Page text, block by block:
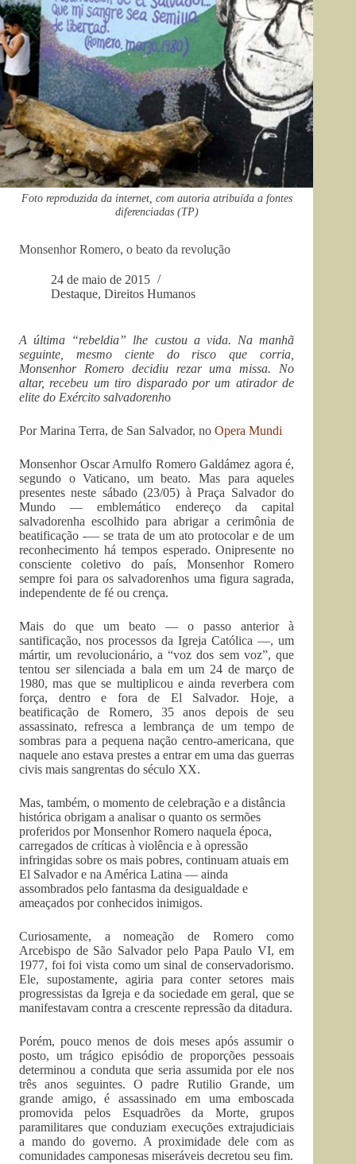
Foto reproduzida da internet, com autoria atribuída a fontes
diferenciadas (TP)
Monsenhor Romero, o beato da revolução
24 de maio de 2015
Destaque, Direitos Humanos
A última “rebeldia” lhe custou a vida. Na manhã
seguinte, mesmo ciente do risco que corria,
Monsenhor Romero decidiu rezar uma missa. No
altar, recebeu um tiro disparado por um atirador de
elite do Exército salvadorenho
Por Marina Terra, de San Salvador, no Opera Mundi
Monsenhor Oscar Arnulfo Romero Galdámez agora é,
segundo o Vaticano, um beato. Mas para aqueles
presentes neste sábado (23/05) à Praça Salvador do
Mundo — emblemático endereço da capital
salvadorenha escolhido para abrigar a cerimônia de
beatificação -— se trata de um ato protocolar e de um
reconhecimento há tempos esperado. Onipresente no
consciente coletivo do país, Monsenhor Romero
sempre foi para os salvadorenhos uma figura sagrada,
independente de fé ou crença.
Mais do que um beato — o passo anterior à
santificação, nos processos da Igreja Católica —, um
mártir, um revolucionário, a “voz dos sem voz”, que
tentou ser silenciada a bala em um 24 de março de
1980, mas que se multiplicou e ainda reverbera com
força, dentro e fora de El Salvador. Hoje, a
beatificação de Romero, 35 anos depois de seu
assassinato, refresca a lembrança de um tempo de
sombras para a pequena nação centro-americana, que
naquele ano estava prestes a entrar em uma das guerras
civis mais sangrentas do século XX.
Mas, também, o momento de celebração e a distância
histórica obrigam a analisar o quanto os sermões
proferidos por Monsenhor Romero naquela época,
carregados de críticas à violência e à opressão
infringidas sobre os mais pobres, continuam atuais em
El Salvador e na América Latina — ainda
assombrados pelo fantasma da desigualdade e
ameaçados por conhecidos inimigos.
Curiosamente, a nomeação de Romero como
Arcebispo de São Salvador pelo Papa Paulo VI, em
1977, foi foi vista como um sinal de conservadorismo.
Ele, supostamente, agiria para conter setores mais
progressistas da Igreja e da sociedade em geral, que se
manifestavam contra a crescente repressão da ditadura.
Porém, pouco menos de dois meses após assumir o
posto, um trágico episódio de proporções pessoais
determinou a conduta que seria assumida por ele nos
três anos seguintes. O padre Rutilio Grande, um
grande amigo, é assassinado em uma emboscada
promovida pelos Esquadrões da Morte, grupos
paramilitares que conduziam execuções extrajudiciais
a mando do governo. A proximidade dele com as
comunidades camponesas miseráveis decretou seu fim.